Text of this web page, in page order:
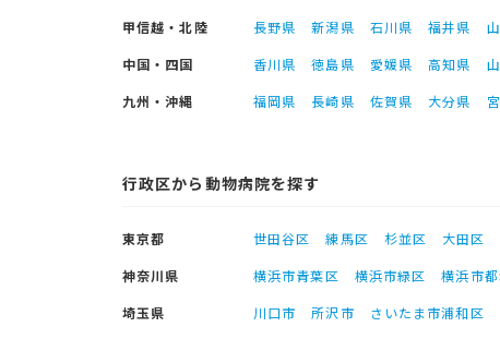
甲信越・北陸
長野県 新潟県 石川県 福井県
中国・四国
香川県 徳島県 愛媛県 高知県
九州・沖縄
福岡県 長崎県 佐賀県 大分県
行政区から動物病院を探す
東京都 世田谷区 練馬区 杉並区 大田区
神奈川県
横浜市青葉区 横浜市緑区 横浜市
埼玉県
川口市 所沢市 さいたま市浦和区